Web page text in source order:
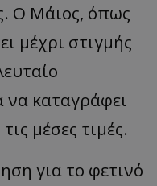
Ο Μάιος, όπως
μέχρι στιγμής
να καταγράφει
μέσες τιμές.
για το φετινό